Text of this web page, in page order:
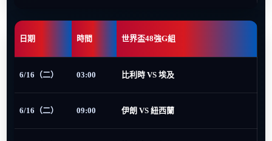
日期 時間 世界盃48強G組
6/16（二） 03:00 比利時 VS 埃及
6/16（二） 09:00 伊朗 VS 紐西蘭